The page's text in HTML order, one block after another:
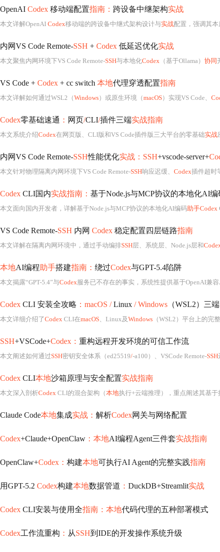
OpenAI Codex 移动端配置指南： 跨设备中继架构实战
本文详解OpenAI Codex移动端的跨设备中继式架构设计与实战配置，强调其
内网VS Code Remote-SSH + Codex 低延迟优化实战
本文聚焦内网环境下VS Code Remote-SSH与本地化Codex （基于Ollama） 协同
VS Code + Codex + cc switch 本地代理穿透配置指南
本文详解如何通过WSL2（Windows）或原生环境（macOS）实现VS Code、
Codex零基础速通 ： 网页/CLI/插件三端实战指南
本文系统介绍Codex在网页版、CLI版和VS Code插件版三大平台的零基础实战
内网VS Code Remote-SSH性能优化实战：SSH+vscode-server+
本文针对物理隔离内网环境下VS Code Remote-SSH响应迟缓、 Codex插件超时
Codex CLI国内实战指南： 基于Node.js与MCP协议的本地化AI编
本文面向国内开发者，详解基于Node.js与MCP协议的本地化AI编码助手Codex
VS Code Remote-SSH 内网 Codex 稳定配置四层链路指南
本文详解在隔离内网环境中，通过手动编排SSH层、系统层、Node.js层和
本地AI编程助手搭建指南： 绕过Codex与GPT-5.4陷阱
本文揭露“GPT-5.4”与Codex服务已不存在的事实，系统性提供基于OpenAI兼
Codex CLI 安装全攻略 ：macOS /Linux / Windows （WSL2）三端
本文详细介绍了Codex CLI在macOS、Linux及Windows （WSL2）平台上的完整
SSH+VSCode+Codex： 重构远程开发环境的可信工作流
本文阐述如何通过SSH密钥安全体系（ed25519/-a100）、VSCode Remote-SSH
Codex CLI本地沙箱原理与安全配置实战指南
本文深入剖析Codex CLI的混合架构（本地执行+云端推理），重点阐述其基
Claude Code本地集成实战： 解析Codex网关与网络配置
Codex+Claude+OpenClaw ：本地AI编程Agent三件套实战指南
OpenClaw+Codex： 构建本地可执行AI Agent的完整实践指南
用GPT-5.2 Codex构建本地数据管道 ： DuckDB+Streamlit实战
Codex CLI安装与使用全指南：本地代码代理的五种部署模式
Codex工作流重构 ： 从SSH到IDE的开发操作系统升级